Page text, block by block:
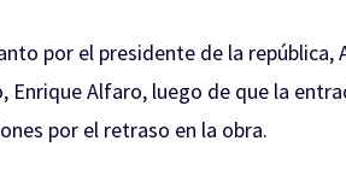
por el presidente de la república,
Enrique Alfaro, luego de que la
por el retraso en la obra.